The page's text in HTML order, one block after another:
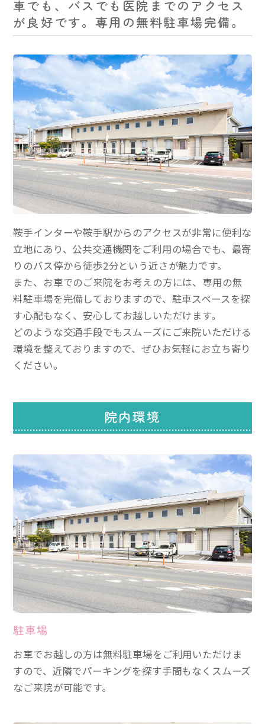
車でも、バスでも医院までのアクセス
が良好です。専用の無料駐車場完備。
鞍手インターや鞍手駅からのアクセスが非常に便利な
立地にあり、公共交通機関をご利用の場合でも、最寄
りのバス停から徒歩2分という近さが魅力です。
また、お車でのご来院をお考えの方には、専用の無
料駐車場を完備しておりますので、駐車スペースを探
す心配もなく、安心してお越しいただけます。
どのような交通手段でもスムーズにご来院いただける
環境を整えておりますので、ぜひお気軽にお立ち寄り
ください。
院内環境
駐車場
お車でお越しの方は無料駐車場をご利用いただけま
すので、近隣でパーキングを探す手間もなくスムーズ
なご来院が可能です。